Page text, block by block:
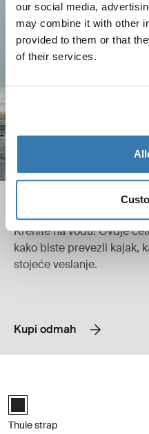
our social media,
may combine it with other
provided to them or that
of their services.
Krenite na vodu! Ovdje
kako biste prevezli kajak,
stojeće veslanje.
Kupi odmah
Black (selected)
Thule strap